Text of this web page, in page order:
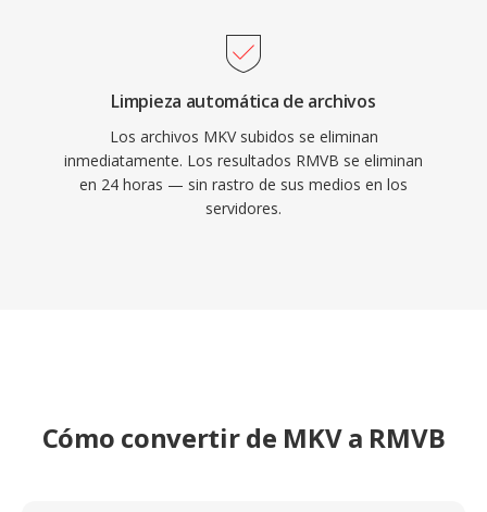
colecciones de vídeo personales de la era de
mediados de los 2000.
Limpieza automática de archivos
Los archivos MKV subidos se eliminan
inmediatamente. Los resultados RMVB se eliminan
en 24 horas — sin rastro de sus medios en los
servidores.
Cómo convertir de MKV a RMVB